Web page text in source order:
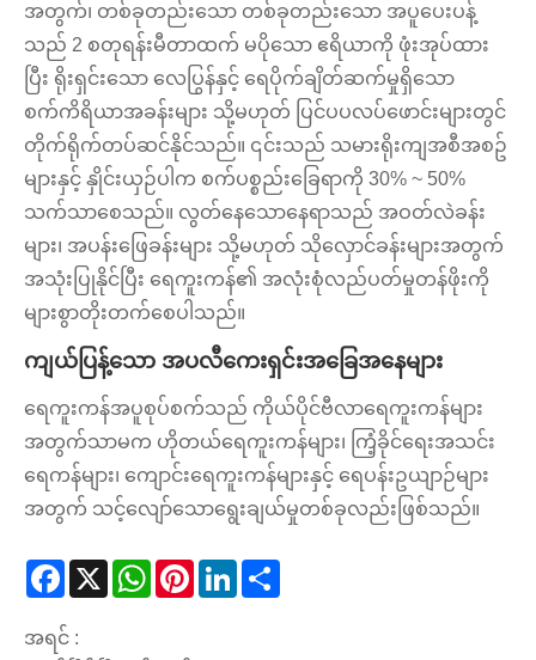
အတွက်၊ တစ်ခုတည်းသော တစ်ခုတည်းသော အပူပေးပန့်
သည် 2 စတုရန်းမီတာထက် မပိုသော ဧရိယာကို ဖုံးအုပ်ထား
ပြီး ရိုးရှင်းသော လေပြွန်နှင့် ရေပိုက်ချိတ်ဆက်မှုရှိသော
စက်ကိရိယာအခန်းများ သို့မဟုတ် ပြင်ပပလပ်ဖောင်းများတွင်
တိုက်ရိုက်တပ်ဆင်နိုင်သည်။ ၎င်းသည် သမားရိုးကျအစီအစဥ်
များနှင့် နှိုင်းယှဉ်ပါက စက်ပစ္စည်းခြေရာကို 30% ~ 50%
သက်သာစေသည်။ လွတ်နေသောနေရာသည် အဝတ်လဲခန်း
များ၊ အပန်းဖြေခန်းများ သို့မဟုတ် သိုလှောင်ခန်းများအတွက်
အသုံးပြုနိုင်ပြီး ရေကူးကန်၏ အလုံးစုံလည်ပတ်မှုတန်ဖိုးကို
များစွာတိုးတက်စေပါသည်။
ကျယ်ပြန့်သော အပလီကေးရှင်းအခြေအနေများ
ရေကူးကန်အပူစုပ်စက်သည် ကိုယ်ပိုင်ဗီလာရေကူးကန်များ
အတွက်သာမက ဟိုတယ်ရေကူးကန်များ၊ ကြံ့ခိုင်ရေးအသင်း
ရေကန်များ၊ ကျောင်းရေကူးကန်များနှင့် ရေပန်းဥယျာဉ်များ
အတွက် သင့်လျော်သောရွေးချယ်မှုတစ်ခုလည်းဖြစ်သည်။
Facebook
X WhatsAppPinterestLinkedIn
အရင် :